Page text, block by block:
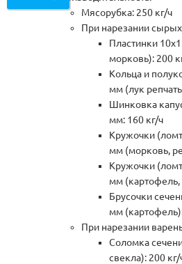
Мясорубка: 250 кг/ч
При нарезании
Пластинки
морковь): 200
Кольца и
мм (лук
Шинковка
мм: 160 кг/ч
Кружочки
мм (морковь,
Кружочки
мм (картофель,
Брусочки
мм
При нарезании
Соломка
свекла): 200 кг/